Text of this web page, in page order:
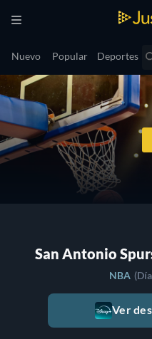
Nuevo Popular Deportes
San Antonio
NBA
Ver